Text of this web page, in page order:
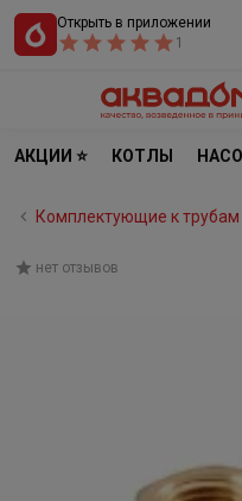
Открыть в приложении
1
АКЦИИ ⭐ КОТЛЫ
Комплектующие к
нет отзывов